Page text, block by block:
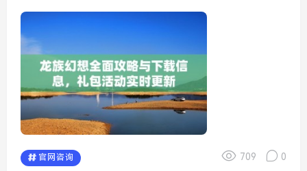
玩家...
官网咨询 709 0